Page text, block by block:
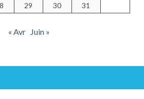
29 30 31
« Avr Juin »